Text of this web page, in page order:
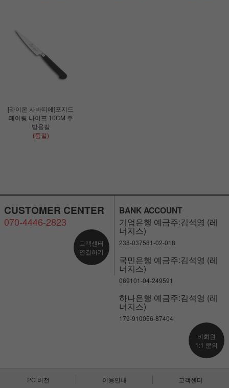
[라이온 사바띠에]포지드
페어링 나이프 10CM 주
방용칼
(품절)
CUSTOMER CENTER
070-4446-2823
고객센터
연결하기
BANK ACCOUNT
기업은행 예금주:김석영 (레
너지스)
238-037581-02-018
국민은행 예금주:김석영 (레
너지스)
069101-04-249591
하나은행 예금주:김석영 (레
너지스)
179-910056-87404
비회원
1:1 문의
PC 버전 이용안내 고객센터